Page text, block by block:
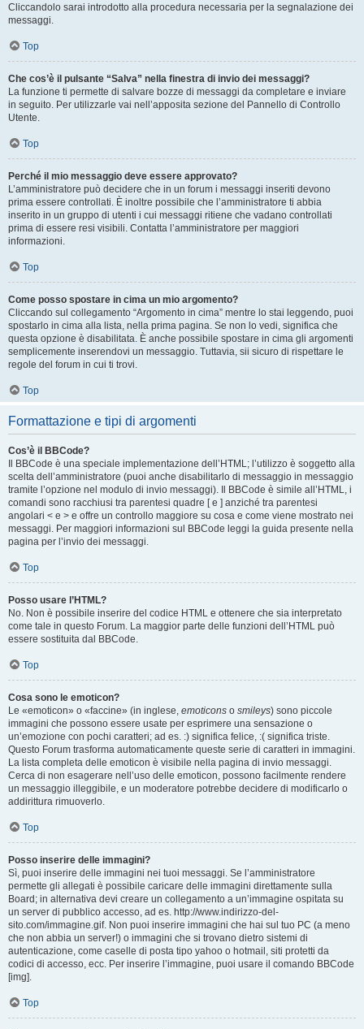
Cliccandolo sarai introdotto alla procedura necessaria per la segnalazione dei
messaggi.
Top
Che cos’è il pulsante “Salva” nella finestra di invio dei messaggi?
La funzione ti permette di salvare bozze di messaggi da completare e inviare
in seguito. Per utilizzarle vai nell’apposita sezione del Pannello di Controllo
Utente.
Top
Perché il mio messaggio deve essere approvato?
L’amministratore può decidere che in un forum i messaggi inseriti devono
prima essere controllati. È inoltre possibile che l’amministratore ti abbia
inserito in un gruppo di utenti i cui messaggi ritiene che vadano controllati
prima di essere resi visibili. Contatta l’amministratore per maggiori
informazioni.
Top
Come posso spostare in cima un mio argomento?
Cliccando sul collegamento “Argomento in cima” mentre lo stai leggendo, puoi
spostarlo in cima alla lista, nella prima pagina. Se non lo vedi, significa che
questa opzione è disabilitata. È anche possibile spostare in cima gli argomenti
semplicemente inserendovi un messaggio. Tuttavia, sii sicuro di rispettare le
regole del forum in cui ti trovi.
Top
Formattazione e tipi di argomenti
Cos’è il BBCode?
Il BBCode è una speciale implementazione dell’HTML; l’utilizzo è soggetto alla
scelta dell’amministratore (puoi anche disabilitarlo di messaggio in messaggio
tramite l’opzione nel modulo di invio messaggi). Il BBCode è simile all’HTML, i
comandi sono racchiusi tra parentesi quadre [ e ] anziché tra parentesi
angolari < e > e offre un controllo maggiore su cosa e come viene mostrato nei
messaggi. Per maggiori informazioni sul BBCode leggi la guida presente nella
pagina per l’invio dei messaggi.
Top
Posso usare l’HTML?
No. Non è possibile inserire del codice HTML e ottenere che sia interpretato
come tale in questo Forum. La maggior parte delle funzioni dell’HTML può
essere sostituita dal BBCode.
Top
Cosa sono le emoticon?
Le «emoticon» o «faccine» (in inglese, emoticons o smileys) sono piccole
immagini che possono essere usate per esprimere una sensazione o
un’emozione con pochi caratteri; ad es. :) significa felice, :( significa triste.
Questo Forum trasforma automaticamente queste serie di caratteri in immagini.
La lista completa delle emoticon è visibile nella pagina di invio messaggi.
Cerca di non esagerare nell’uso delle emoticon, possono facilmente rendere
un messaggio illeggibile, e un moderatore potrebbe decidere di modificarlo o
addirittura rimuoverlo.
Top
Posso inserire delle immagini?
Sì, puoi inserire delle immagini nei tuoi messaggi. Se l’amministratore
permette gli allegati è possibile caricare delle immagini direttamente sulla
Board; in alternativa devi creare un collegamento a un’immagine ospitata su
un server di pubblico accesso, ad es. http://www.indirizzo-del-
sito.com/immagine.gif. Non puoi inserire immagini che hai sul tuo PC (a meno
che non abbia un server!) o immagini che si trovano dietro sistemi di
autenticazione, come caselle di posta tipo yahoo o hotmail, siti protetti da
codici di accesso, ecc. Per inserire l’immagine, puoi usare il comando BBCode
[img].
Top